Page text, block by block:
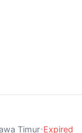
Timur•Expired